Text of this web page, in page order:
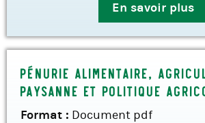
En savoir plus
Pénurie alimentaire,
paysanne et politique
Format : Document pdf